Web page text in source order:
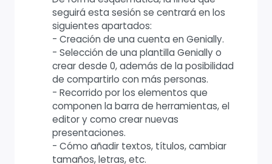
seguirá esta sesión se centrará en los
siguientes apartados:
- Creación de una cuenta en Genially.
- Selección de una plantilla Genially o
crear desde 0, además de la posibilidad
de compartirlo con más personas.
- Recorrido por los elementos que
componen la barra de herramientas, el
editor y como crear nuevas
presentaciones.
- Cómo añadir textos, títulos, cambiar
tamaños, letras, etc.